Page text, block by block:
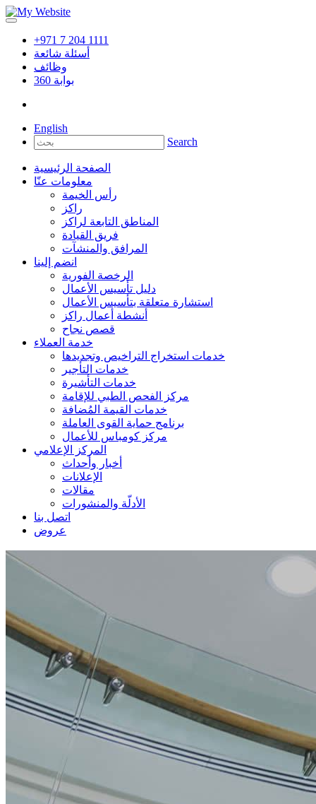
+971 7 204 1111
أسئلة شائعة
وظائف
360 بوابة
English
Search
الصفحة الرئيسية
معلومات عنّا
رأس الخيمة
راكز
المناطق التابعة لراكز
فريق القيادة
المرافق والمنشآت
انضم إلينا
الرخصة الفورية
دليل تأسيس الأعمال
استشارة متعلقة بتأسيس الأعمال
أنشطة أعمال راكز
قصص نجاح
خدمة العملاء
خدمات استخراج التراخيص وتجديدها
خدمات التأجير
خدمات التأشيرة
مركز الفحص الطبي للإقامة
خدمات القيمة المُضافة
برنامج حماية القوى العاملة
مركز كومباس للأعمال
المركز الإعلامي
أخبار وأحداث
الإعلانات
مقالات
الأدلّة والمنشورات
اتصل بنا
عروض